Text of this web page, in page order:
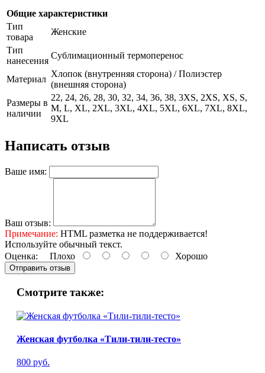
Общие характеристики
Тип
товара
Женские
Тип
нанесения
Сублимационный термоперенос
Материал
Хлопок (внутренняя сторона) / Полиэстер
(внешняя сторона)
Размеры в
наличии
22, 24, 26, 28, 30, 32, 34, 36, 38, 3XS, 2XS, XS, S,
M, L, XL, 2XL, 3XL, 4XL, 5XL, 6XL, 7XL, 8XL,
9XL
Написать отзыв
Ваше имя:
Ваш отзыв:
Примечание: HTML разметка не поддерживается!
Используйте обычный текст.
Оценка: Плохо Хорошо
Отправить отзыв
Смотрите также:
Женская футболка «Тили-тили-тесто»
800 руб.